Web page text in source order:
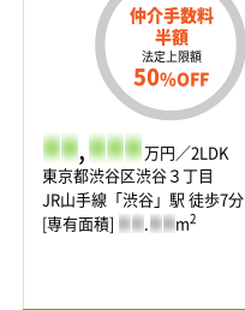
仲介手数料
半額
法定上限額
50%OFF
- - ,- - - 万円／2LDK
東京都渋谷区渋谷３丁目
JR山手線「渋谷」駅 徒歩7分
[専有面積] - - .- - m2